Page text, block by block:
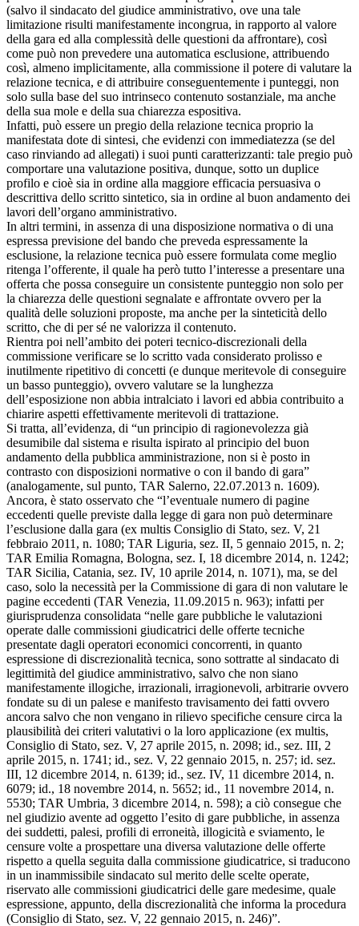
(salvo il sindacato del giudice amministrativo, ove una tale
limitazione risulti manifestamente incongrua, in rapporto al valore
della gara ed alla complessità delle questioni da affrontare), così
come può non prevedere una automatica esclusione, attribuendo
così, almeno implicitamente, alla commissione il potere di valutare la
relazione tecnica, e di attribuire conseguentemente i punteggi, non
solo sulla base del suo intrinseco contenuto sostanziale, ma anche
della sua mole e della sua chiarezza espositiva.
Infatti, può essere un pregio della relazione tecnica proprio la
manifestata dote di sintesi, che evidenzi con immediatezza (se del
caso rinviando ad allegati) i suoi punti caratterizzanti: tale pregio può
comportare una valutazione positiva, dunque, sotto un duplice
profilo e cioè sia in ordine alla maggiore efficacia persuasiva o
descrittiva dello scritto sintetico, sia in ordine al buon andamento dei
lavori dell’organo amministrativo.
In altri termini, in assenza di una disposizione normativa o di una
espressa previsione del bando che preveda espressamente la
esclusione, la relazione tecnica può essere formulata come meglio
ritenga l’offerente, il quale ha però tutto l’interesse a presentare una
offerta che possa conseguire un consistente punteggio non solo per
la chiarezza delle questioni segnalate e affrontate ovvero per la
qualità delle soluzioni proposte, ma anche per la sinteticità dello
scritto, che di per sé ne valorizza il contenuto.
Rientra poi nell’ambito dei poteri tecnico-discrezionali della
commissione verificare se lo scritto vada considerato prolisso e
inutilmente ripetitivo di concetti (e dunque meritevole di conseguire
un basso punteggio), ovvero valutare se la lunghezza
dell’esposizione non abbia intralciato i lavori ed abbia contribuito a
chiarire aspetti effettivamente meritevoli di trattazione.
Si tratta, all’evidenza, di “un principio di ragionevolezza già
desumibile dal sistema e risulta ispirato al principio del buon
andamento della pubblica amministrazione, non si è posto in
contrasto con disposizioni normative o con il bando di gara”
(analogamente, sul punto, TAR Salerno, 22.07.2013 n. 1609).
Ancora, è stato osservato che “l’eventuale numero di pagine
eccedenti quelle previste dalla legge di gara non può determinare
l’esclusione dalla gara (ex multis Consiglio di Stato, sez. V, 21
febbraio 2011, n. 1080; TAR Liguria, sez. II, 5 gennaio 2015, n. 2;
TAR Emilia Romagna, Bologna, sez. I, 18 dicembre 2014, n. 1242;
TAR Sicilia, Catania, sez. IV, 10 aprile 2014, n. 1071), ma, se del
caso, solo la necessità per la Commissione di gara di non valutare le
pagine eccedenti (TAR Venezia, 11.09.2015 n. 963); infatti per
giurisprudenza consolidata “nelle gare pubbliche le valutazioni
operate dalle commissioni giudicatrici delle offerte tecniche
presentate dagli operatori economici concorrenti, in quanto
espressione di discrezionalità tecnica, sono sottratte al sindacato di
legittimità del giudice amministrativo, salvo che non siano
manifestamente illogiche, irrazionali, irragionevoli, arbitrarie ovvero
fondate su di un palese e manifesto travisamento dei fatti ovvero
ancora salvo che non vengano in rilievo specifiche censure circa la
plausibilità dei criteri valutativi o la loro applicazione (ex multis,
Consiglio di Stato, sez. V, 27 aprile 2015, n. 2098; id., sez. III, 2
aprile 2015, n. 1741; id., sez. V, 22 gennaio 2015, n. 257; id. sez.
III, 12 dicembre 2014, n. 6139; id., sez. IV, 11 dicembre 2014, n.
6079; id., 18 novembre 2014, n. 5652; id., 11 novembre 2014, n.
5530; TAR Umbria, 3 dicembre 2014, n. 598); a ciò consegue che
nel giudizio avente ad oggetto l’esito di gare pubbliche, in assenza
dei suddetti, palesi, profili di erroneità, illogicità e sviamento, le
censure volte a prospettare una diversa valutazione delle offerte
rispetto a quella seguita dalla commissione giudicatrice, si traducono
in un inammissibile sindacato sul merito delle scelte operate,
riservato alle commissioni giudicatrici delle gare medesime, quale
espressione, appunto, della discrezionalità che informa la procedura
(Consiglio di Stato, sez. V, 22 gennaio 2015, n. 246)”.